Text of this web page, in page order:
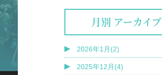
月別 アーカイブ
2026年1月(2)
2025年12月(4)